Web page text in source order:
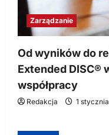
Zarządzanie
Od wyników do
Extended DISC®
współpracy
Redakcja 1